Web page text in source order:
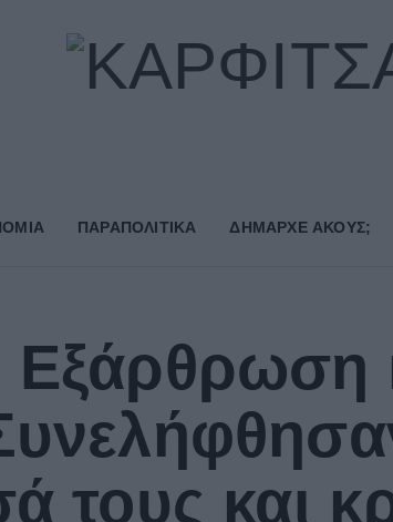
ΠΑΡΑΠΟΛΙΤΙΚΑ ΔΗΜΑΡΧE ΑΚΟΥΣ;
Εξάρθρωση
τους και